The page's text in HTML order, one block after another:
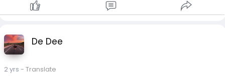
De Dee
2 yrs - Translate